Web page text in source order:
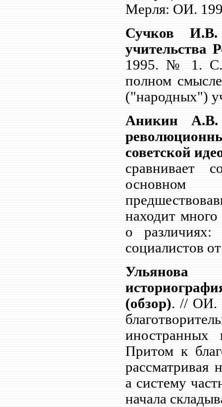
Мерля: ОИ.
Сучков
учительства
1995. №
1.
полном
("народных")
Аникин А.В.
советской
сравнивает
находит
о различиях:
социалистов
Ульянова
(обзор). // ОИ.
иностранных
Притом к
рассматривая
а систему
начала